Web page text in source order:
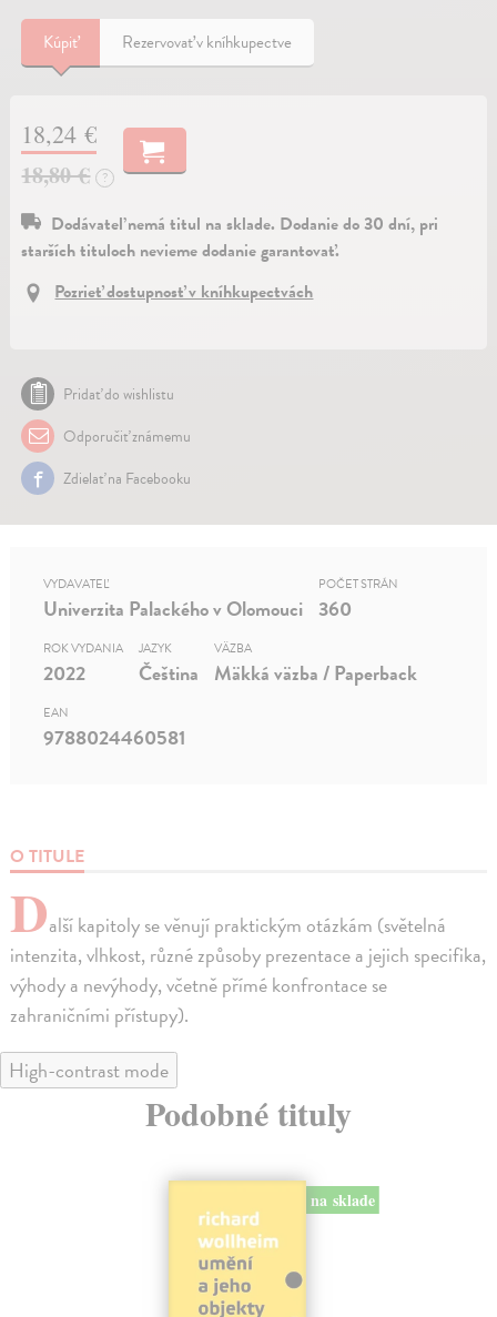
Kúpiť Rezervovať v kníhkupectve
18,24 €
18,80 €
?
Dodávateľ nemá titul na sklade. Dodanie do 30 dní, pri
starších tituloch nevieme dodanie garantovať.
Pozrieť dostupnosť v kníhkupectvách
Pridať do wishlistu
Odporučiť známemu
Zdielať na Facebooku
O TITULE
Další kapitoly se věnují praktickým otázkám (světelná
intenzita, vlhkost, různé způsoby prezentace a jejich specifika,
výhody a nevýhody, včetně přímé konfrontace se
zahraničními přístupy).
VYDAVATEĽ
Univerzita Palackého v Olomouci
POČET STRÁN
360
ROK VYDANIA
2022
JAZYK
Čeština
VÄZBA
Mäkká väzba / Paperback
EAN
9788024460581
High-contrast mode
Podobné tituly
na sklade